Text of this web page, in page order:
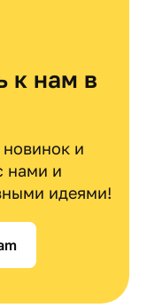
к нам в
новинок и
нами и
идеями!